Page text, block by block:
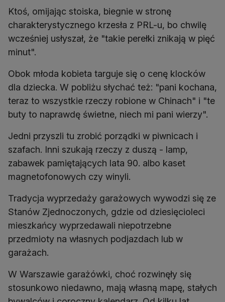
Ktoś, omijając stoiska, biegnie w stronę
charakterystycznego krzesła z PRL-u, bo chwilę
wcześniej usłyszał, że "takie perełki znikają w pięć
minut".
Obok młoda kobieta targuje się o cenę klocków
dla dziecka. W pobliżu słychać też: "pani kochana,
teraz to wszystkie rzeczy robione w Chinach" i "te
buty to naprawdę świetne, niech mi pani wierzy".
Jedni przyszli tu zrobić porządki w piwnicach i
szafach. Inni szukają rzeczy z duszą - lamp,
zabawek pamiętających lata 90. albo kaset
magnetofonowych czy winyli.
Tradycja wyprzedaży garażowych wywodzi się ze
Stanów Zjednoczonych, gdzie od dziesięcioleci
mieszkańcy wyprzedawali niepotrzebne
przedmioty na własnych podjazdach lub w
garażach.
W Warszawie garażówki, choć rozwinęły się
stosunkowo niedawno, mają własną mapę, stałych